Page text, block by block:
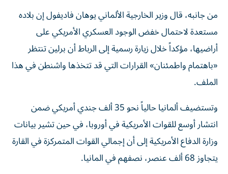
من جانبه، قال وزير الخارجية الألماني يوهان فاديفول إن بلاده
مستعدة لاحتمال خفض الوجود العسكري الأمريكي على
أراضيها، مؤكداً خلال زيارة رسمية إلى الرباط أن برلين تنتظر
«باهتمام واطمئنان» القرارات التي قد تتخذها واشنطن في هذا
الملف.
وتستضيف ألمانيا حالياً نحو 35 ألف جندي أمريكي ضمن
انتشار أوسع للقوات الأمريكية في أوروبا، في حين تشير بيانات
وزارة الدفاع الأمريكية إلى أن إجمالي القوات المتمركزة في القارة
يتجاوز 68 ألف عنصر، نصفهم في المانيا.